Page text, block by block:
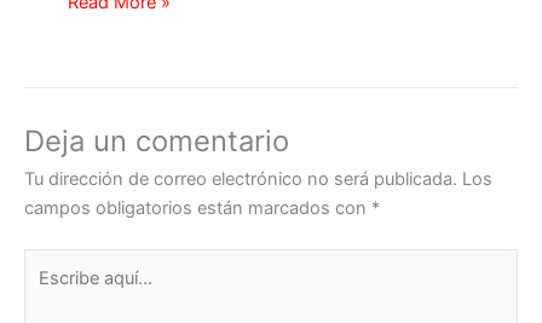
Deja un comentario
Tu dirección de correo electrónico no será publicada. Los
campos obligatorios están marcados con *
aquí...